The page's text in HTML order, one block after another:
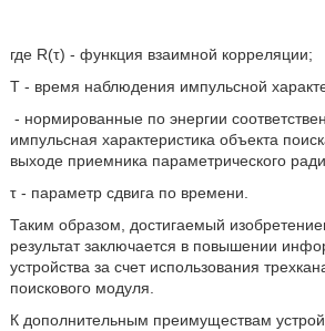
где R(τ) - функция взаимной корреляции;
Т - время наблюдения импульсной
- нормированные по энергии
импульсная характеристика объекта
выходе приемника параметрического
τ - параметр сдвига по времени.
Таким образом, достигаемый
результат заключается в повышении
устройства за счет использования
поискового модуля.
К дополнительным преимуществам